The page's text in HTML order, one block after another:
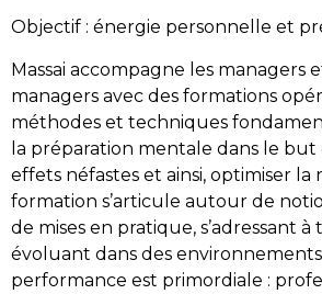
Objectif : énergie personnelle et
Massai accompagne les managers
managers avec des formations
méthodes et techniques
la préparation mentale dans le but
effets néfastes et ainsi, optimiser la
formation s’articule autour de
de mises en pratique, s’adressant
évoluant dans des
performance est primordiale :